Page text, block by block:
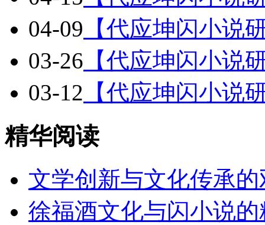
04-09 【代应坤闪小说
03-26 【代应坤闪小说
03-12 【代应坤闪小说
精华阅读
文学创新与文化传承
徐福酒文化与闪小说